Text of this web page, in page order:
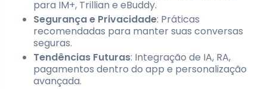
para IM+, Trillian e eBuddy.
Segurança e Privacidade: Práticas
recomendadas para manter suas conversas
seguras.
Tendências Futuras: Integração de IA, RA,
pagamentos dentro do app e personalização
avançada.